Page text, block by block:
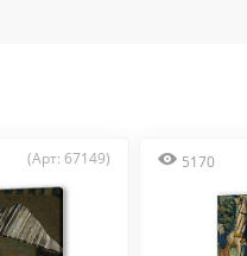
(Арт: 67149) 5170